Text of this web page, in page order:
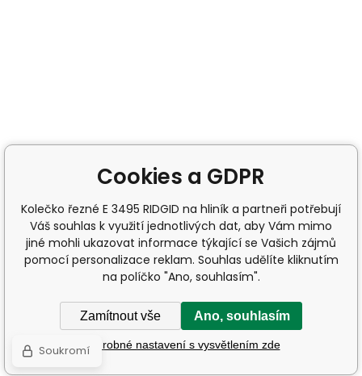
Cookies a GDPR
Kolečko řezné E 3495 RIDGID na hliník a partneři potřebují
Váš souhlas k využití jednotlivých dat, aby Vám mimo
jiné mohli ukazovat informace týkající se Vašich zájmů
pomocí personalizace reklam. Souhlas udělíte kliknutím
na políčko "Ano, souhlasím".
Zamítnout vše Ano, souhlasím
Podrobné nastavení s vysvětlením zde
Soukromí